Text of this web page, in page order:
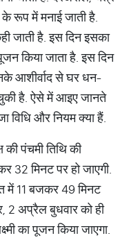
के रूप में मनाई जाती है.
जाती है. इस दिन इसका
किया जाता है. इस दिन
आशीर्वाद से घर धन-
है. ऐसे में आइए जानते
विधि और नियम क्या हैं.
पंचमी तिथि की
मिनट पर हो जाएगी.
में 11 बजकर 49 मिनट
2 अप्रैल बुधवार को ही
का पूजन किया जाएगा.